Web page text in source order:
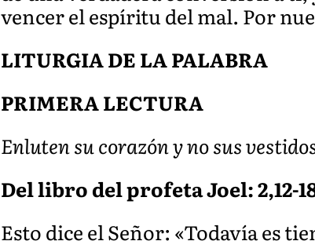
vencer el espíritu del mal. Por
LITURGIA DE LA PALABRA
PRIMERA LECTURA
Enluten su corazón y no sus
Del libro del profeta Joel: 2,12-
Esto dice el Señor: «Todavía es